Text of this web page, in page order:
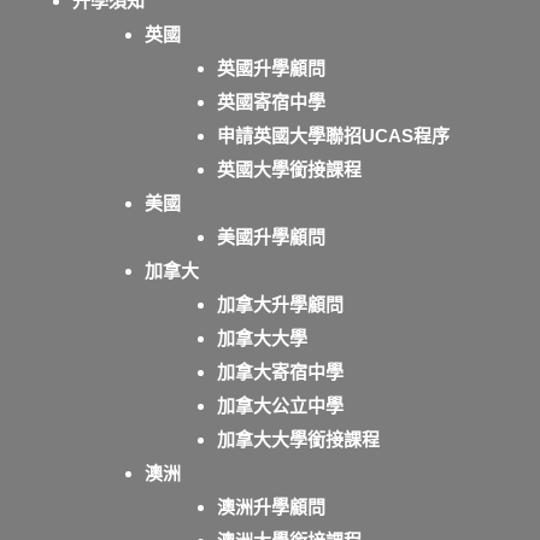
英國
英國升學顧問
英國寄宿中學
申請英國大學聯招UCAS程序
英國大學銜接課程
美國
美國升學顧問
加拿大
加拿大升學顧問
加拿大大學
加拿大寄宿中學
加拿大公立中學
加拿大大學銜接課程
澳洲
澳洲升學顧問